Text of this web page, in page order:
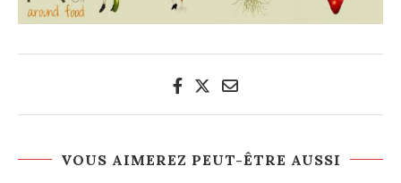
VOUS AIMEREZ PEUT-ÊTRE AUSSI